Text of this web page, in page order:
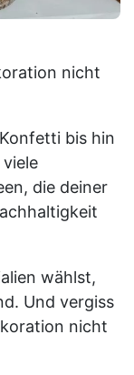
nicht
bis hin
die deiner
wählst,
Und vergiss
nicht